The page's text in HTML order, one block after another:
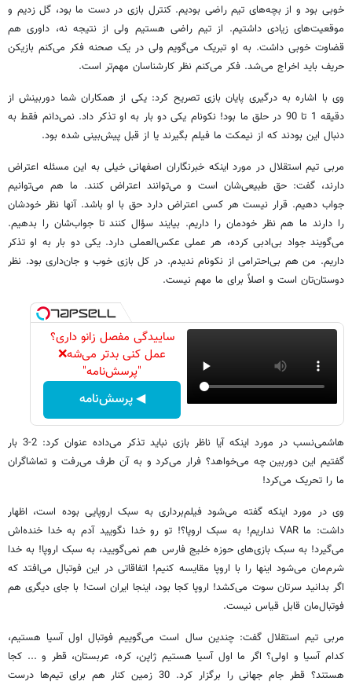
خوبی بود و از بچه‌های تیم راضی بودیم. کنترل بازی در دست ما بود، گل زدیم و
موقعیت‌های زیادی داشتیم. از تیم راضی هستیم ولی از نتیجه نه، داوری هم
قضاوت خوبی داشت. به او تبریک می‌گویم ولی در یک صحنه فکر می‌کنم بازیکن
حریف باید اخراج می‌شد. فکر می‌کنم نظر کارشناسان مهم‌تر است.
وی با اشاره به درگیری پایان بازی تصریح کرد: یکی از همکاران شما دوربینش از
دقیقه 1 تا 90 در حلق ما بود! نکونام یکی دو بار به او تذکر داد. نمی‌دانم فقط به
دنبال این بودند که از نیمکت ما فیلم بگیرند یا از قبل پیش‌بینی شده بود.
مربی تیم استقلال در مورد اینکه خبرنگاران اصفهانی خیلی به این مسئله اعتراض
دارند، گفت: حق طبیعی‌شان است و می‌توانند اعتراض کنند. ما هم می‌توانیم
جواب دهیم. قرار نیست هر کسی اعتراض دارد حق با او باشد. آنها نظر خودشان
را دارند ما هم نظر خودمان را داریم. بیایند سؤال کنند تا جواب‌شان را بدهیم.
می‌گویند جواد بی‌ادبی کرده، هر عملی عکس‌العملی دارد. یکی دو بار به او تذکر
داریم. من هم بی‌احترامی از نکونام ندیدم. در کل بازی خوب و جان‌داری بود. نظر
دوستان‌تان است و اصلاً برای ما مهم نیست.
ساییدگی مفصل زانو داری؟
عمل کنی بدتر می‌شه❌
"پرسش‌نامه"
◀ پرسش‌نامه
هاشمی‌نسب در مورد اینکه آیا ناظر بازی نباید تذکر می‌داده عنوان کرد: 2-3 بار
گفتیم این دوربین چه می‌خواهد؟ فرار می‌کرد و به آن طرف می‌رفت و تماشاگران
ما را تحریک می‌کرد!‌
وی در مورد اینکه گفته می‌شود فیلم‌برداری به سبک اروپایی بوده است، اظهار
داشت: ما VAR نداریم! به سبک اروپا؟! تو رو خدا نگویید آدم به خدا خنده‌اش
می‌گیرد! به سبک بازی‌های حوزه خلیج فارس هم نمی‌گویید، به سبک اروپا! به خدا
شرم‌مان می‌شود اینها را با اروپا مقایسه کنیم! اتفاقاتی در این فوتبال می‌افتد که
اگر بدانید سرتان سوت می‌کشد! اروپا کجا بود، اینجا ایران است! با جای دیگری هم
فوتبال‌مان قابل قیاس نیست.
مربی تیم استقلال گفت: چندین سال است می‌گوییم فوتبال اول آسیا هستیم،
کدام آسیا و اولی؟ اگر ما اول آسیا هستیم ژاپن، کره، عربستان، قطر و ... کجا
هستند؟ قطر جام جهانی را برگزار کرد. 30 زمین کنار هم برای تیم‌ها درست